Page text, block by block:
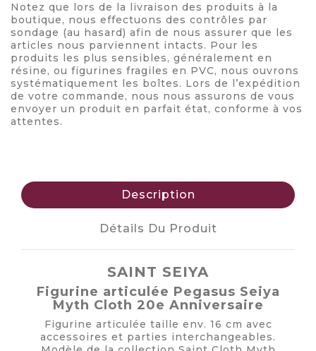
Notez que lors de la livraison des produits à la
boutique, nous effectuons des contrôles par
sondage (au hasard) afin de nous assurer que les
articles nous parviennent intacts. Pour les
produits les plus sensibles, généralement en
résine, ou figurines fragiles en PVC, nous ouvrons
systématiquement les boîtes. Lors de l’expédition
de votre commande, nous nous assurons de vous
envoyer un produit en parfait état, conforme à vos
attentes.
Description
Détails Du Produit
SAINT SEIYA
Figurine articulée Pegasus Seiya
Myth Cloth 20e Anniversaire
Figurine articulée taille env. 16 cm avec
accessoires et parties interchangeables.